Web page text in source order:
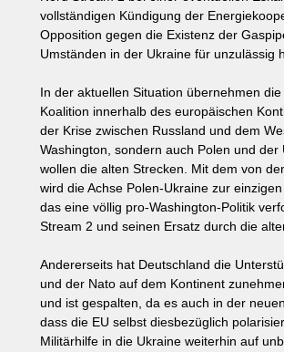
vollständigen Kündigung der
Opposition gegen die Existenz der
Umständen in der Ukraine für unzulässig
In der aktuellen Situation übernehmen
Koalition innerhalb des europäischen
der Krise zwischen Russland und dem
Washington, sondern auch Polen und
wollen die alten Strecken. Mit dem von
wird die Achse Polen-Ukraine zur
das eine völlig pro-Washington-Politik
Stream 2 und seinen Ersatz durch die
Andererseits hat Deutschland die
und der Nato auf dem Kontinent
und ist gespalten, da es auch in der
dass die EU selbst diesbezüglich
Militärhilfe in die Ukraine weiterhin auf